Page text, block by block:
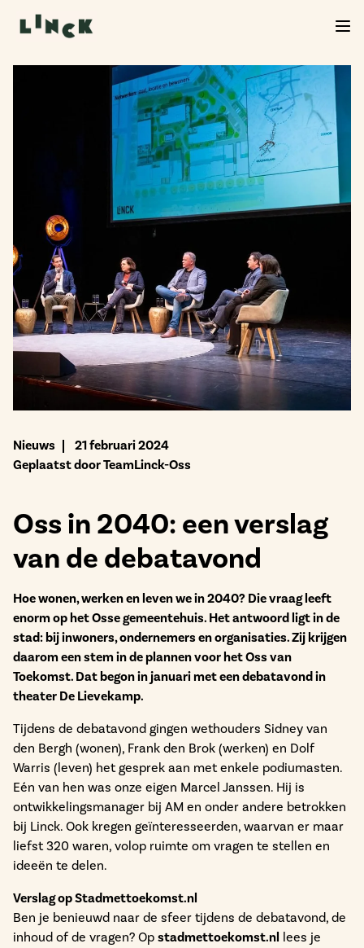
Nieuws
21 februari 2024
Geplaatst door TeamLinck-Oss
Oss in 2040: een verslag
van de debatavond
Hoe wonen, werken en leven we in 2040? Die vraag leeft
enorm op het Osse gemeentehuis. Het antwoord ligt in de
stad: bij inwoners, ondernemers en organisaties. Zij krijgen
daarom een stem in de plannen voor het Oss van
Toekomst. Dat begon in januari met een debatavond in
theater De Lievekamp.
Tijdens de debatavond gingen wethouders Sidney van
den Bergh (wonen), Frank den Brok (werken) en Dolf
Warris (leven) het gesprek aan met enkele podiumasten.
Eén van hen was onze eigen Marcel Janssen. Hij is
ontwikkelingsmanager bij AM en onder andere betrokken
bij Linck. Ook kregen geïnteresseerden, waarvan er maar
liefst 320 waren, volop ruimte om vragen te stellen en
ideeën te delen.
Verslag op Stadmettoekomst.nl
Ben je benieuwd naar de sfeer tijdens de debatavond, de
inhoud of de vragen? Op stadmettoekomst.nl lees je
Verkoop Linck van start!
De verkoop van Linck is officieel begonnen. Neem
een kijkje in het woningaanbod, kies jouw favoriet
en start je inschrijving. We helpen je graag verder
bij de volgende stap.
Bekijk het aanbod